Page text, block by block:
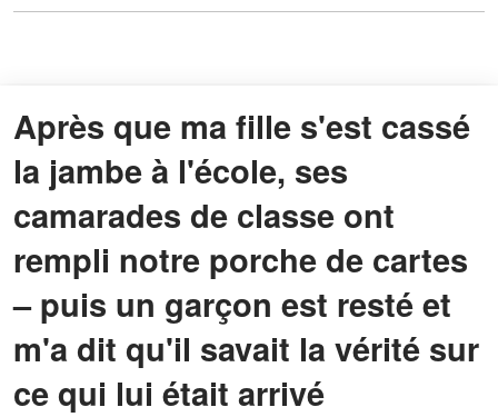
Après que ma fille s'est cassé
la jambe à l'école, ses
camarades de classe ont
rempli notre porche de cartes
– puis un garçon est resté et
m'a dit qu'il savait la vérité sur
ce qui lui était arrivé